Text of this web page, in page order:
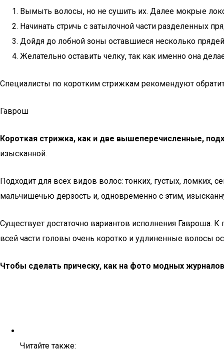
Вымыть волосы, но не сушить их. Далее мокрые
Начинать стричь с затылочной части разделенных
Дойдя до лобной зоны оставшиеся несколько
Желательно оставить челку, так как именно она
Специалисты по коротким стрижкам рекомендуют
Гаврош
Короткая стрижка, как и две вышеперечисленные,
изысканной.
Подходит для всех видов волос: тонких, густых, ломких,
мальчишечью дерзость и, одновременно с этим,
Существует достаточно вариантов исполнения Гавроша.
всей части головы очень коротко и удлиненные волосы
Чтобы сделать прическу, как на фото модных
Читайте также: